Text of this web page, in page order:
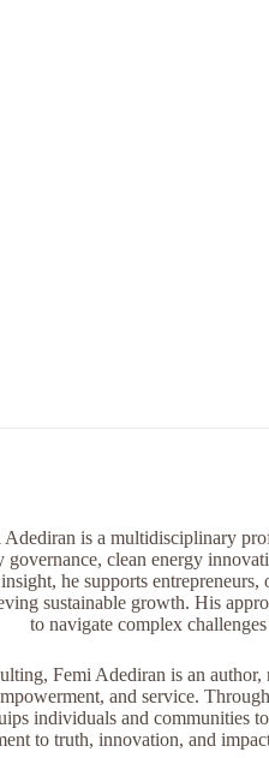
is a multidisciplinary
governance, clean energy
he supports
sustainable growth. His
to navigate complex
Femi Adediran is an
and service.
individuals and communities
to truth, innovation, and